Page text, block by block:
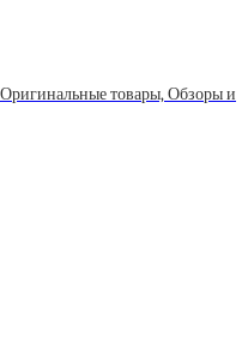
товары, Обзоры и